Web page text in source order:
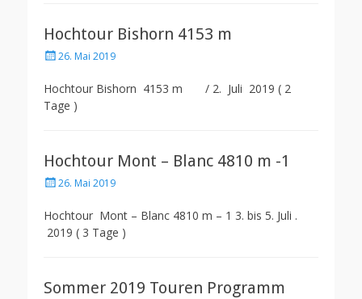
Hochtour Bishorn 4153 m
Posted26. Mai 2019
Hochtour Bishorn 4153 m / 2. Juli 2019 ( 2
Tage )
Hochtour Mont – Blanc 4810 m -1
Posted26. Mai 2019
Hochtour Mont – Blanc 4810 m – 1 3. bis 5. Juli .
2019 ( 3 Tage )
Sommer 2019 Touren Programm